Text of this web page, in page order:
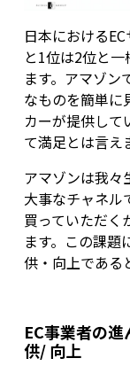
日本における
と1位は2位と
ます。アマゾン
なものを簡単に
カーが提供して
て満足とは言え
アマゾンは我々
大事なチャネル
買っていただく
ます。この課
供・向上である
EC事業者の
供/ 向上